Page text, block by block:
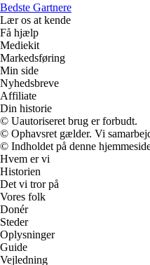
Bedste Gartnere
Lær os at kende
Få hjælp
Mediekit
Markedsføring
Min side
Nyhedsbreve
Affiliate
Din historie
© Uautoriseret brug er forbudt.
© Ophavsret gælder. Vi
© Indholdet på denne
Hvem er vi
Historien
Det vi tror på
Vores folk
Donér
Steder
Oplysninger
Guide
Vejledning